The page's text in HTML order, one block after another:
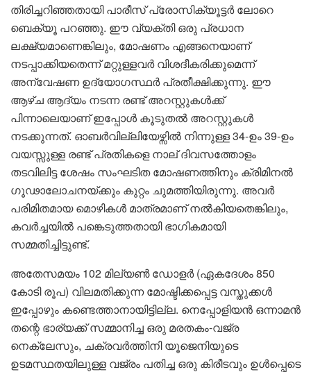
തിരിച്ചറിഞ്ഞതായി പാരീസ് പ്രോസിക്യൂട്ടര്‍ ലോറെ
ബെക്യൂ പറഞ്ഞു. ഈ വ്യക്തി ഒരു പ്രധാന
ലക്ഷ്യമാണെങ്കിലും, മോഷണം എങ്ങനെയാണ്
നടപ്പാക്കിയതെന്ന് മറ്റുള്ളവര്‍ വിശദീകരിക്കുമെന്ന്
അന്വേഷണ ഉദ്യോഗസ്ഥര്‍ പ്രതീക്ഷിക്കുന്നു. ഈ
ആഴ്ച ആദ്യം നടന്ന രണ്ട് അറസ്റ്റുകള്‍ക്ക്
പിന്നാലെയാണ് ഇപ്പോള്‍ കൂടുതല്‍ അറസ്റ്റുകള്‍
നടക്കുന്നത്. ഓബര്‍വില്ലിയേഴ്സില്‍ നിന്നുള്ള 34-ഉം 39-ഉം
വയസ്സുള്ള രണ്ട് പ്രതികളെ നാല് ദിവസത്തോളം
തടവിലിട്ട ശേഷം സംഘടിത മോഷണത്തിനും ക്രിമിനല്‍
ഗൂഢാലോചനയ്ക്കും കുറ്റം ചുമത്തിയിരുന്നു. അവര്‍
പരിമിതമായ മൊഴികള്‍ മാത്രമാണ് നല്‍കിയതെങ്കിലും,
കവര്‍ച്ചയില്‍ പങ്കെടുത്തതായി ഭാഗികമായി
സമ്മതിച്ചിട്ടുണ്ട്.
അതേസമയം 102 മില്യണ്‍ ഡോളര്‍ (ഏകദേശം 850
കോടി രൂപ) വിലമതിക്കുന്ന മോഷ്ടിക്കപ്പെട്ട വസ്തുക്കള്‍
ഇപ്പോഴും കണ്ടെത്താനായിട്ടില്ല. നെപ്പോളിയന്‍ ഒന്നാമന്‍
തന്റെ ഭാര്യക്ക് സമ്മാനിച്ച ഒരു മരതകം-വജ്ര
നെക്ലേസും, ചക്രവര്‍ത്തിനി യൂജെനിയുടെ
ഉടമസ്ഥതയിലുള്ള വജ്രം പതിച്ച ഒരു കിരീടവും ഉള്‍പ്പെടെ